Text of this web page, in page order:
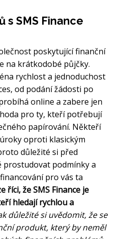
s SMS Finance
poskytující finanční
na krátkodobé půjčky.
rychlost a jednoduchost
od podání žádosti po
online a zabere jen
pro ty, kteří potřebují
papírování. Někteří
oproti klasickým
důležité si před
prostudovat podmínky a
pro vás ta
říci, že SMS Finance je
hledají rychlou a
důležité si uvědomit, že se
produkt, který by neměl